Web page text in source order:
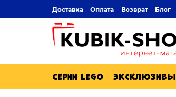
Доставка Оплата Возврат Блог
Серии Lego Эксклюзивы